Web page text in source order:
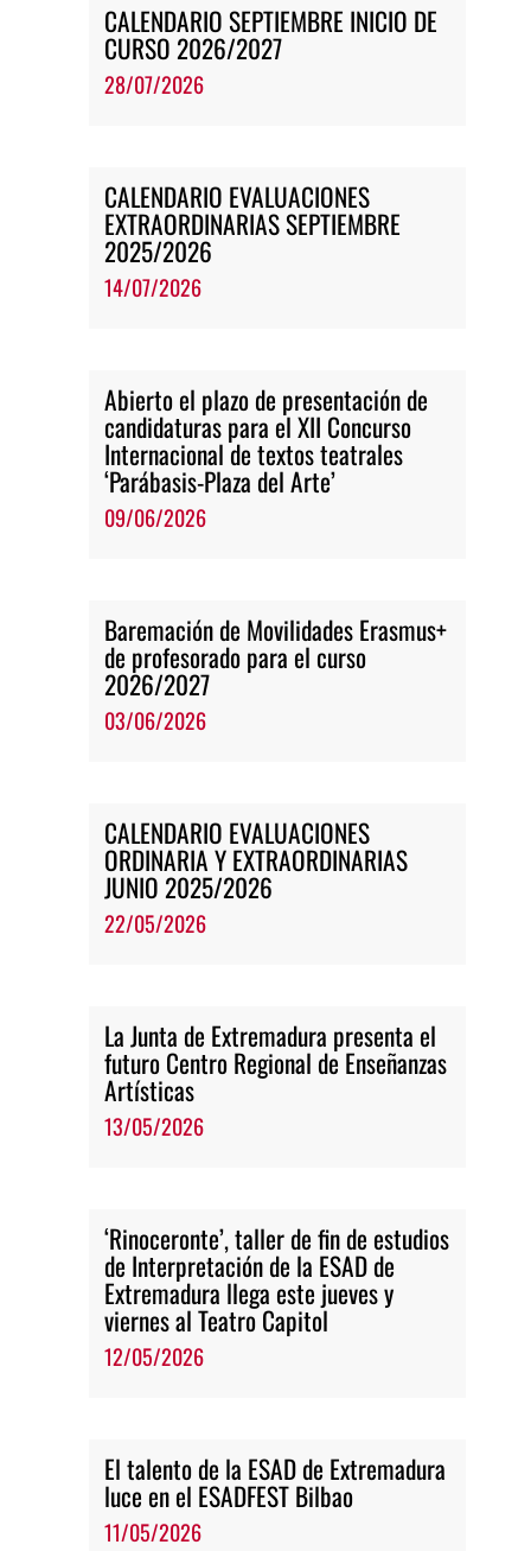
CALENDARIO SEPTIEMBRE INICIO DE
CURSO 2026/2027
28/07/2026
CALENDARIO EVALUACIONES
EXTRAORDINARIAS SEPTIEMBRE
2025/2026
14/07/2026
Abierto el plazo de presentación de
candidaturas para el XII Concurso
Internacional de textos teatrales
‘Parábasis-Plaza del Arte’
09/06/2026
Baremación de Movilidades Erasmus+
de profesorado para el curso
2026/2027
03/06/2026
CALENDARIO EVALUACIONES
ORDINARIA Y EXTRAORDINARIAS
JUNIO 2025/2026
22/05/2026
La Junta de Extremadura presenta el
futuro Centro Regional de Enseñanzas
Artísticas
13/05/2026
‘Rinoceronte’, taller de fin de estudios
de Interpretación de la ESAD de
Extremadura llega este jueves y
viernes al Teatro Capitol
12/05/2026
El talento de la ESAD de Extremadura
luce en el ESADFEST Bilbao
11/05/2026